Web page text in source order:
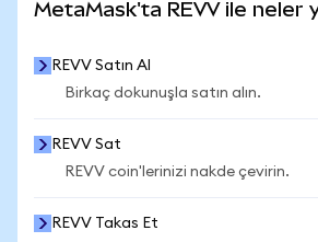
MetaMask'ta REVV ile neler
REVV Satın Al
Birkaç dokunuşla satın alın.
REVV Sat
REVV coin'lerinizi nakde çevirin.
REVV Takas Et